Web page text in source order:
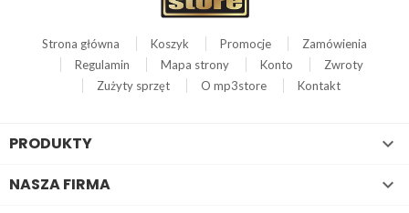
Strona główna Koszyk Promocje
Zamówienia
Regulamin
Mapa strony Konto
Zwroty
Zużyty sprzęt
O mp3store Kontakt
PRODUKTY 
NASZA FIRMA 